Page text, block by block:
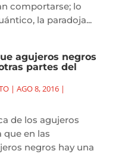
comportarse; lo
la paradoja...
agujeros negros
partes del
| AGO 8, 2016|
de los agujeros
que en las
negros hay una